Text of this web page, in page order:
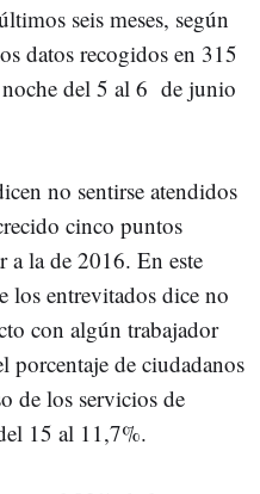
seis meses, según
datos recogidos en 315
noche del 5 al 6 de junio
no sentirse atendidos
cinco puntos
a la de 2016. En este
los entrevitados dice no
con algún trabajador
porcentaje de ciudadanos
de los servicios de
15 al 11,7%.